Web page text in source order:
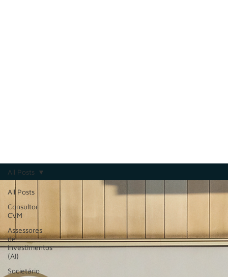
All Posts
Consultor
CVM
Assessores
de
Investimentos
(AI)
Societário
All Posts